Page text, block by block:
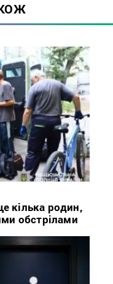
кілька родин,
обстрілами